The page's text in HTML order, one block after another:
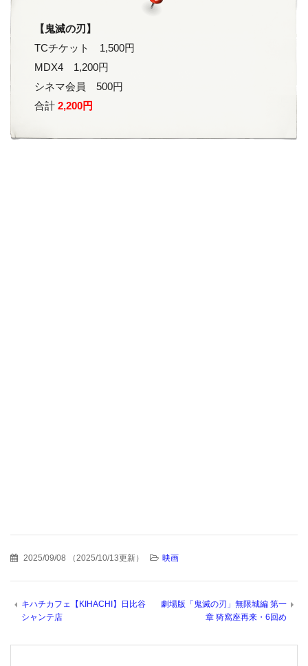
【鬼滅の刃】
TCチケット 1,500円
MDX4 1,200円
シネマ会員 500円
合計 2,200円
2025/09/08 （ 2025/10/13更新） 映画
キハチカフェ【KIHACHI】日比谷
シャンテ店
劇場版「鬼滅の刃」無限城編 第一
章 猗窩座再来・6回め